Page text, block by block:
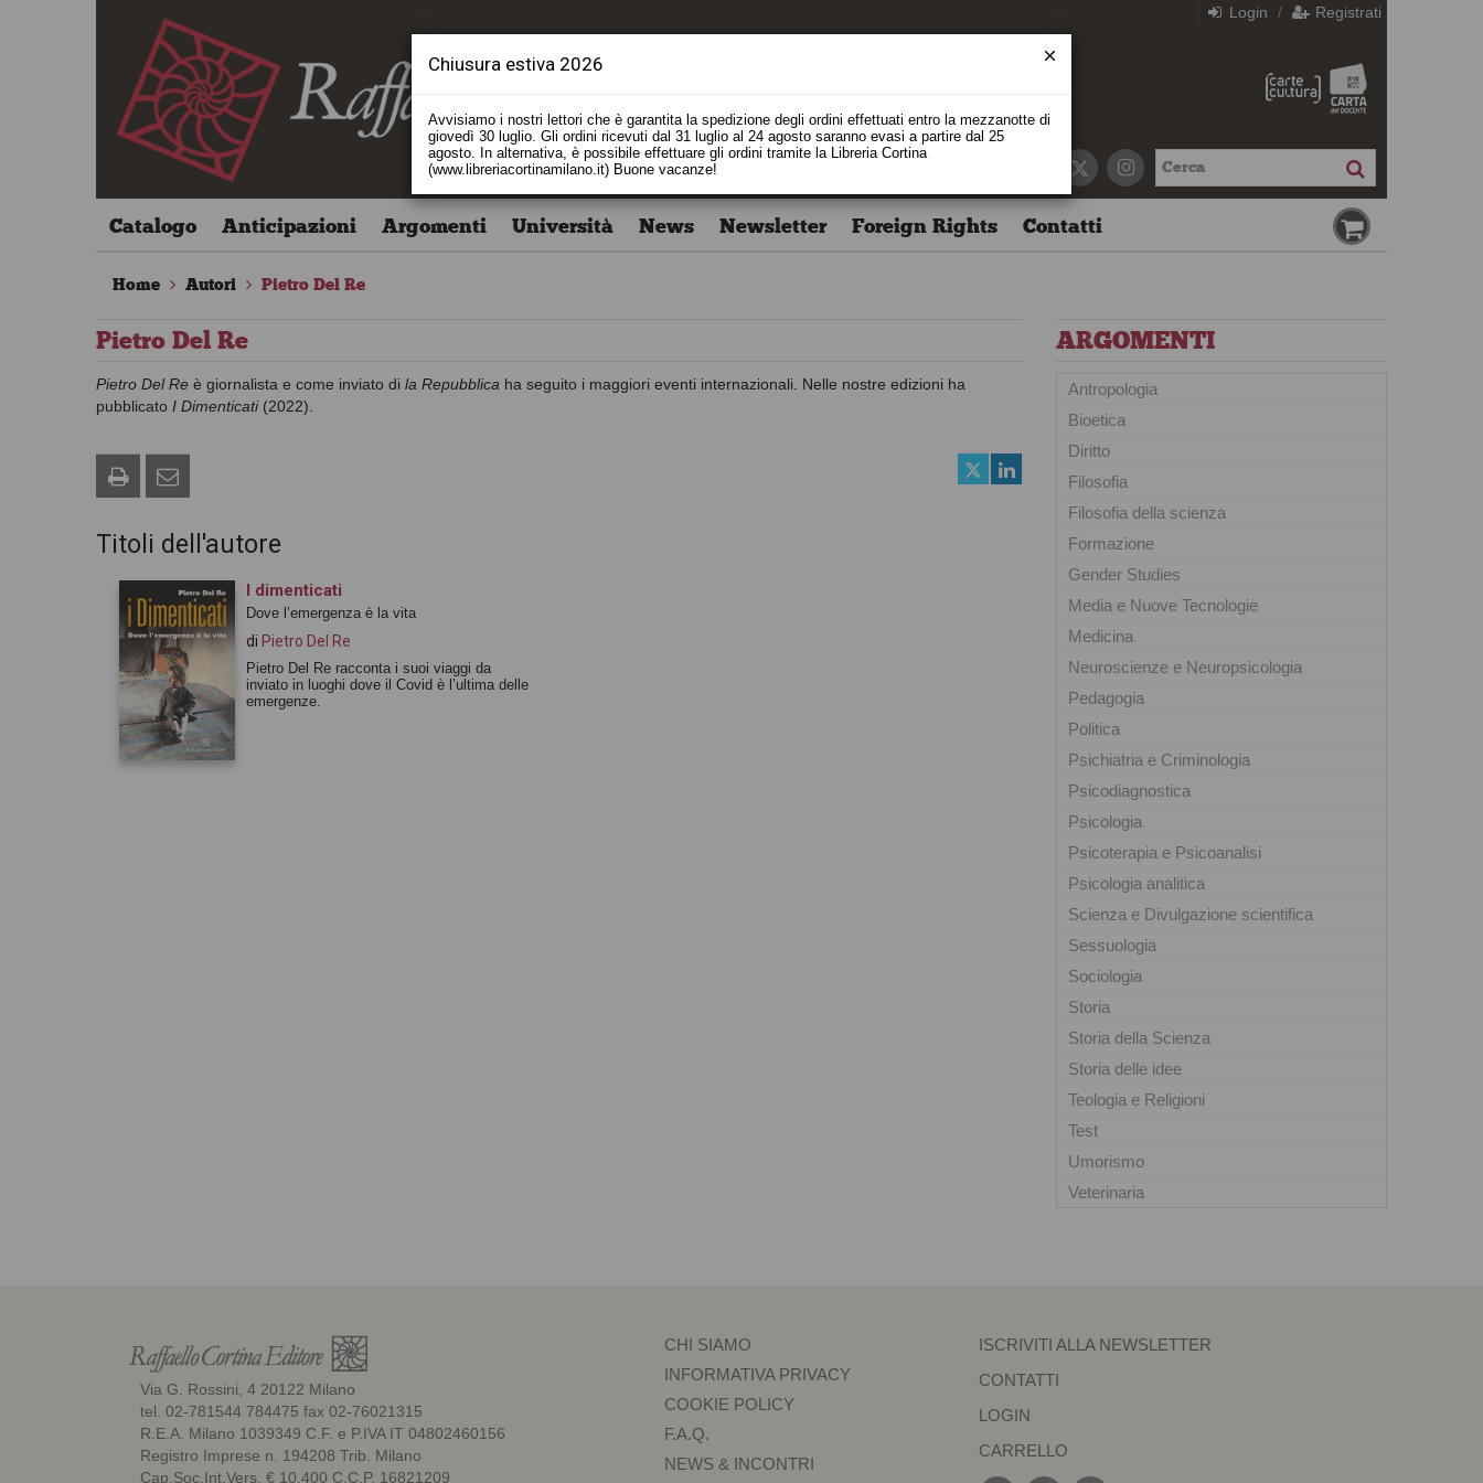
Login / Registrati
Catalogo Anticipazioni Argomenti Università News Newsletter Foreign Rights Contatti
Home Autori Pietro Del Re
Pietro Del Re
Pietro Del Re è giornalista e come inviato di la Repubblica ha seguito i maggiori eventi internazionali. Nelle nostre edizioni ha
pubblicato I Dimenticati (2022).
Titoli dell'autore
I dimenticati
Dove l’emergenza è la vita
di Pietro Del Re
Pietro Del Re racconta i suoi viaggi da
inviato in luoghi dove il Covid è l’ultima delle
emergenze.
ARGOMENTI
Antropologia
Bioetica
Diritto
Filosofia
Filosofia della scienza
Formazione
Gender Studies
Media e Nuove Tecnologie
Medicina
Neuroscienze e Neuropsicologia
Pedagogia
Politica
Psichiatria e Criminologia
Psicodiagnostica
Psicologia
Psicoterapia e Psicoanalisi
Psicologia analitica
Scienza e Divulgazione scientifica
Sessuologia
Sociologia
Storia
Storia della Scienza
Storia delle idee
Teologia e Religioni
Test
Umorismo
Veterinaria
Via G. Rossini, 4 20122 Milano
tel. 02-781544 784475 fax 02-76021315
R.E.A. Milano 1039349 C.F. e P.IVA IT 04802460156
Registro Imprese n. 194208 Trib. Milano
Cap.Soc.Int.Vers. € 10.400 C.C.P. 16821209
CHI SIAMO
INFORMATIVA PRIVACY
COOKIE POLICY
F.A.Q.
NEWS & INCONTRI
ISCRIVITI ALLA NEWSLETTER
CONTATTI
LOGIN
CARRELLO
Chiusura estiva 2026
Avvisiamo i nostri lettori che è garantita la spedizione degli ordini effettuati entro la mezzanotte di
giovedì 30 luglio. Gli ordini ricevuti dal 31 luglio al 24 agosto saranno evasi a partire dal 25
agosto. In alternativa, è possibile effettuare gli ordini tramite la Libreria Cortina
(www.libreriacortinamilano.it) Buone vacanze!